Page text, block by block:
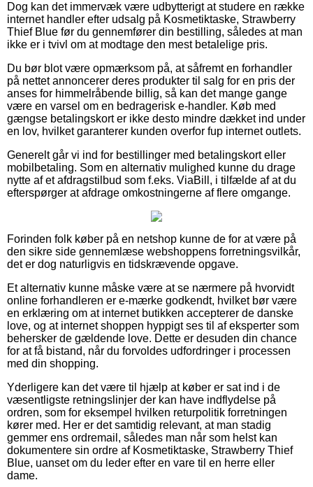
Dog kan det immervæk være udbytterigt at studere en række
internet handler efter udsalg på Kosmetiktaske, Strawberry
Thief Blue før du gennemfører din bestilling, således at man
ikke er i tvivl om at modtage den mest betalelige pris.
Du bør blot være opmærksom på, at såfremt en forhandler
på nettet annoncerer deres produkter til salg for en pris der
anses for himmelråbende billig, så kan det mange gange
være en varsel om en bedragerisk e-handler. Køb med
gængse betalingskort er ikke desto mindre dækket ind under
en lov, hvilket garanterer kunden overfor fup internet outlets.
Generelt går vi ind for bestillinger med betalingskort eller
mobilbetaling. Som en alternativ mulighed kunne du drage
nytte af et afdragstilbud som f.eks. ViaBill, i tilfælde af at du
efterspørger at afdrage omkostningerne af flere omgange.
Forinden folk køber på en netshop kunne de for at være på
den sikre side gennemlæse webshoppens forretningsvilkår,
det er dog naturligvis en tidskrævende opgave.
Et alternativ kunne måske være at se nærmere på hvorvidt
online forhandleren er e-mærke godkendt, hvilket bør være
en erklæring om at internet butikken accepterer de danske
love, og at internet shoppen hyppigt ses til af eksperter som
behersker de gældende love. Dette er desuden din chance
for at få bistand, når du forvoldes udfordringer i processen
med din shopping.
Yderligere kan det være til hjælp at køber er sat ind i de
væsentligste retningslinjer der kan have indflydelse på
ordren, som for eksempel hvilken returpolitik forretningen
kører med. Her er det samtidig relevant, at man stadig
gemmer ens ordremail, således man når som helst kan
dokumentere sin ordre af Kosmetiktaske, Strawberry Thief
Blue, uanset om du leder efter en vare til en herre eller
dame.